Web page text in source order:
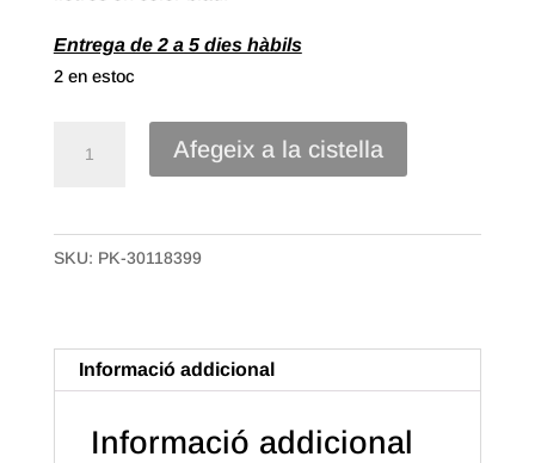
Entrega de 2 a 5 dies hàbils
2 en estoc
Paper
Regal
70x100m.
Lletres.
Afegeix a la cistella
SKU: PK-30118399
Informació addicional
Informació addicional